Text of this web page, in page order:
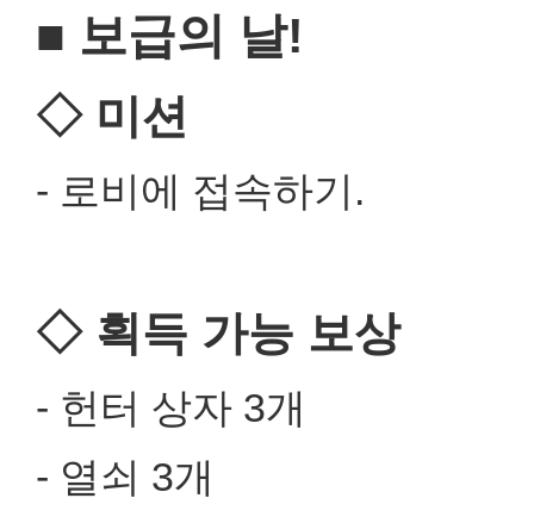
■ 보급의 날!
◇ 미션
- 로비에 접속하기.
◇ 획득 가능 보상
- 헌터 상자 3개
- 열쇠 3개